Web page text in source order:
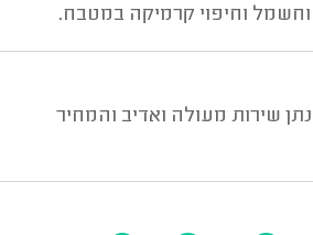
וחשמל וחיפוי קרמיקה במטבח.
שירות מעולה ואדיב והמחיר